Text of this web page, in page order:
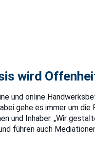
wird
und online
gehe es immer um
und Inhaber. „Wir
führen auch